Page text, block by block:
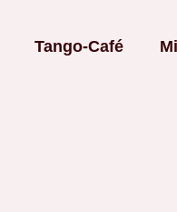
Tango-Café